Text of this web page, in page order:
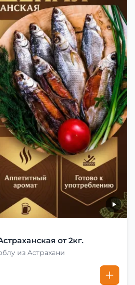
от 2кг.
из Астрахани